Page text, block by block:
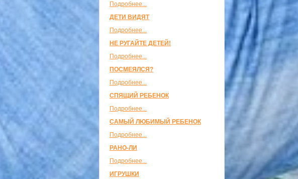
Подробнее...
ДЕТИ ВИДЯТ
Подробнее...
НЕ РУГАЙТЕ ДЕТЕЙ!
Подробнее...
ПОСМЕЯЛСЯ?
Подробнее...
СПЯЩИЙ РЕБЕНОК
Подробнее...
САМЫЙ ЛЮБИМЫЙ РЕБЕНОК
Подробнее...
РАНО-ЛИ
Подробнее...
ИГРУШКИ